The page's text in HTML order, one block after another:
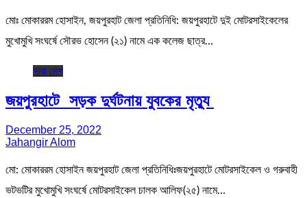
মোঃ মোকাররম হোসাইন, জয়পুরহাট জেলা প্রতিনিধি: জয়পুরহাটে দুই মোটরসাইকেলের
মুখোমুখি সংঘর্ষে সৌরভ হোসেন (২১) নামে এক কলেজ ছাত্র…
সারা দেশ
জয়পুরহাটে সড়ক দুর্ঘটনায় যুবকের মৃত্যু
December 25, 2022
Jahangir Alom
মো: মোকাররম হোসাইন জয়পুরহাট জেলা প্রতিনিধিঃজয়পুরহাটে মোটরসাইকেল ও গরুবাহী
ভটভটির মুখোমুখি সংঘর্ষে মোটরসাইকেল চালক আলিফ(২৫) নামে…